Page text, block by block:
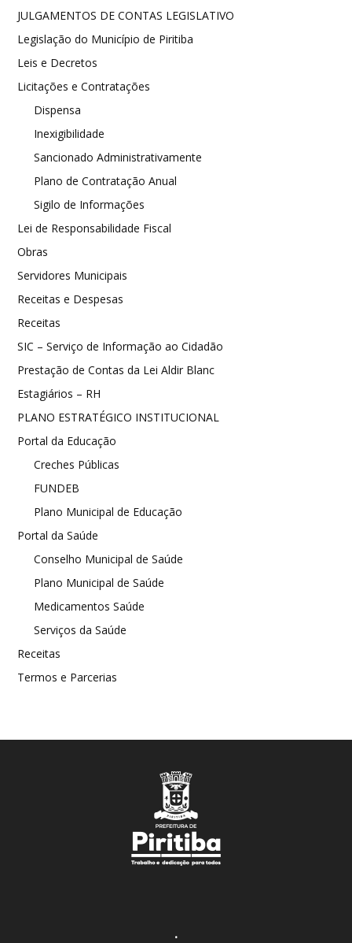
JULGAMENTOS DE CONTAS LEGISLATIVO
Legislação do Município de Piritiba
Leis e Decretos
Licitações e Contratações
Dispensa
Inexigibilidade
Sancionado Administrativamente
Plano de Contratação Anual
Sigilo de Informações
Lei de Responsabilidade Fiscal
Obras
Servidores Municipais
Receitas e Despesas
Receitas
SIC – Serviço de Informação ao Cidadão
Prestação de Contas da Lei Aldir Blanc
Estagiários – RH
PLANO ESTRATÉGICO INSTITUCIONAL
Portal da Educação
Creches Públicas
FUNDEB
Plano Municipal de Educação
Portal da Saúde
Conselho Municipal de Saúde
Plano Municipal de Saúde
Medicamentos Saúde
Serviços da Saúde
Receitas
Termos e Parcerias
.